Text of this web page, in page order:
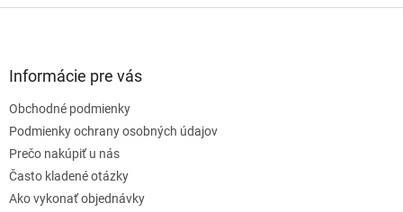
Informácie pre vás
Obchodné podmienky
Podmienky ochrany osobných údajov
Prečo nakúpiť u nás
Často kladené otázky
Ako vykonať objednávky